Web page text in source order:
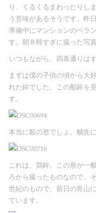
り、くるくるまわったりし
う意味があるそうです。昨
準備中にマンションのベラ
す。朝８時すぎに撮った写
いつもながら、四条通りは
まずは僕の子供の頃から大
れた鉾でした。この船鉾を
す。
本当に船の形でしょ。舳先
これは、鶏鉾。この形が一
ろから撮ったものなので、
世紀のもので、前日の宵山
ています。